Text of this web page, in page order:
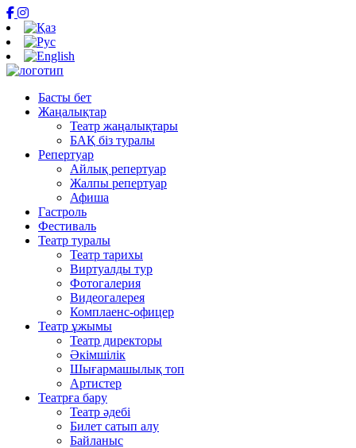
Басты бет
Жаңалықтар
Театр жаңалықтары
БАҚ біз туралы
Репертуар
Айлық репертуар
Жалпы репертуар
Афиша
Гастроль
Фестиваль
Театр туралы
Театр тарихы
Виртуалды тур
Фотогалерия
Видеогалерея
Комплаенс-офицер
Театр ұжымы
Театр директоры
Әкімшілік
Шығармашылық топ
Артистер
Театрға бару
Театр әдебі
Билет сатып алу
Байланыс